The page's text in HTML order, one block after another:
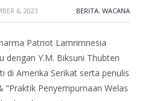
6, 2023 BERITA, WACANA
Patriot Lamrimnesia
Y.M. Biksuni Thubten
di Amerika Serikat serta penulis
“Praktik Penyempurnaan Welas